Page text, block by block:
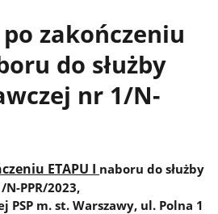
zakończeniu
do służby
nr 1/N-
ETAPU I naboru do służby
PPR/2023,
PSP m. st. Warszawy, ul. Polna 1